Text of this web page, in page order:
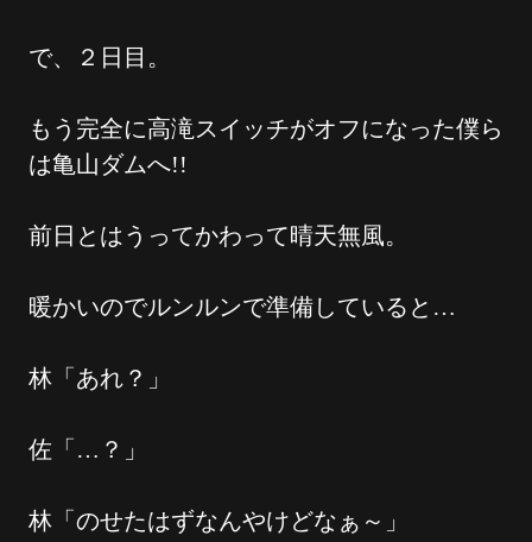
で、２日目。
もう完全に高滝スイッチがオフになった僕ら
は亀山ダムへ!!
前日とはうってかわって晴天無風。
暖かいのでルンルンで準備していると…
林「あれ？」
佐「…？」
林「のせたはずなんやけどなぁ～」